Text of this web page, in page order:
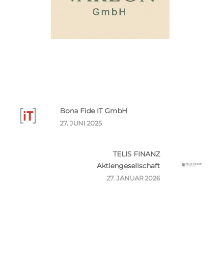
Bona Fide IT GmbH
27. JUNI 2025
TELIS FINANZ
Aktiengesellschaft
27. JANUAR 2026